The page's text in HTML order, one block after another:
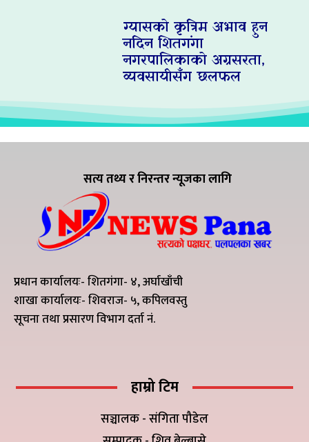
ग्यासको कृत्रिम अभाव हुन
नदिन शितगंगा
नगरपालिकाको अग्रसरता,
व्यवसायीसँग छलफल
सत्य तथ्य र निरन्तर न्यूजका लागि
प्रधान कार्यालयः- शितगंगा- ४, अर्घाखाँची
शाखा कार्यालयः- शिवराज- ५, कपिलवस्तु
सूचना तथा प्रसारण विभाग दर्ता नं.
हाम्रो टिम
सञ्चालक - संगिता पौडेल